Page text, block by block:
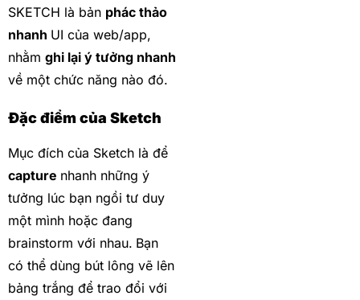
SKETCH là bản phác thảo
nhanh UI của web/app,
nhằm ghi lại ý tưởng nhanh
về một chức năng nào đó.
Đặc điểm của Sketch
Mục đích của Sketch là để
capture nhanh những ý
tưởng lúc bạn ngồi tư duy
một mình hoặc đang
brainstorm với nhau. Bạn
có thể dùng bút lông vẽ lên
bảng trắng để trao đổi với